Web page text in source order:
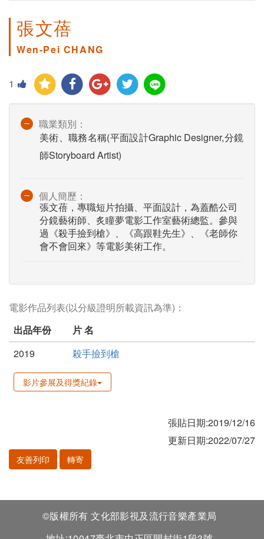
張文蓓
Wen-Pei CHANG
1
職業類別：
美術、職務名稱(平面設計Graphic Designer,分鏡
師Storyboard Artist)
個人簡歷：
張文蓓，專職短片拍攝、平面設計，為蓋酷公司
分鏡藝術師、炙瞳夢電影工作室藝術總監。參與
過《殺手撿到槍》、《高跟鞋先生》、《老師你
會不會回來》等電影美術工作。
電影作品列表(以分級證明所載資訊為準)：
出品年份
片 名
2019
殺手撿到槍
影片參展及得獎紀錄
張貼日期:2019/12/16
更新日期:2022/07/27
友善列印 轉寄
©版權所有 文化部影視及流行音樂產業局